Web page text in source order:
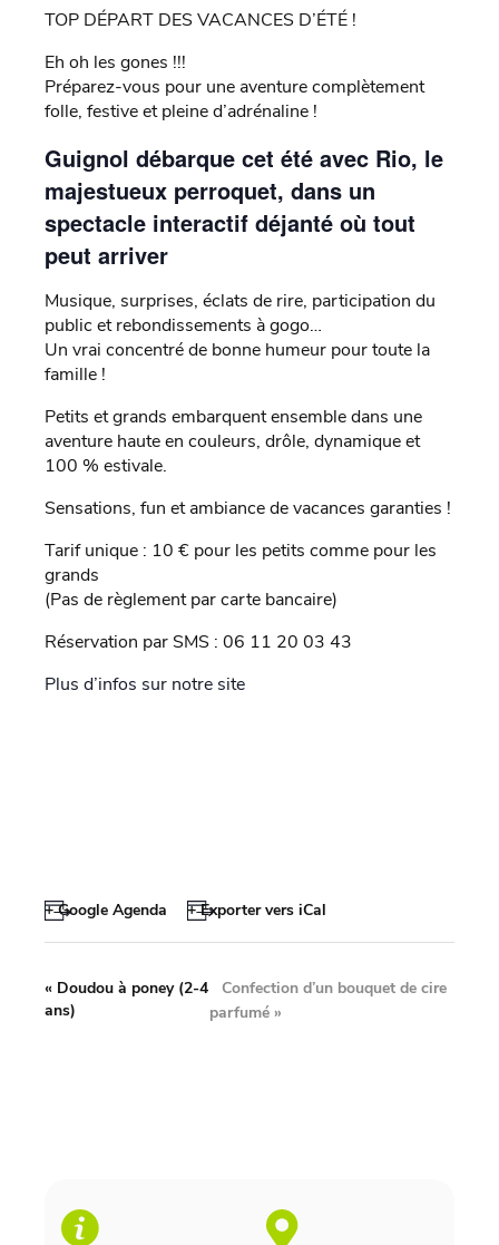
TOP DÉPART DES VACANCES D’ÉTÉ !
Eh oh les gones !!!
Préparez-vous pour une aventure complètement
folle, festive et pleine d’adrénaline !
Guignol débarque cet été avec Rio, le
majestueux perroquet, dans un
spectacle interactif déjanté où tout
peut arriver
Musique, surprises, éclats de rire, participation du
public et rebondissements à gogo…
Un vrai concentré de bonne humeur pour toute la
famille !
Petits et grands embarquent ensemble dans une
aventure haute en couleurs, drôle, dynamique et
100 % estivale.
Sensations, fun et ambiance de vacances garanties !
Tarif unique : 10 € pour les petits comme pour les
grands
(Pas de règlement par carte bancaire)
Réservation par SMS : 06 11 20 03 43
Plus d’infos sur notre site
+ Google Agenda + Exporter vers iCal
« Doudou à poney (2-4
ans)
Confection d’un bouquet de cire
parfumé»